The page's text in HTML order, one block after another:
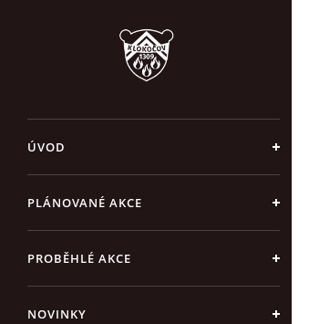
ÚVOD
PLÁNOVANÉ AKCE
PROBĚHLÉ AKCE
NOVINKY